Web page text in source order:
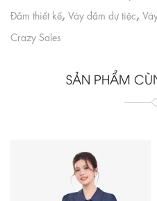
Đầm thiết kế, Váy đầm dự tiệc,
Crazy Sales
SẢN PHẨM